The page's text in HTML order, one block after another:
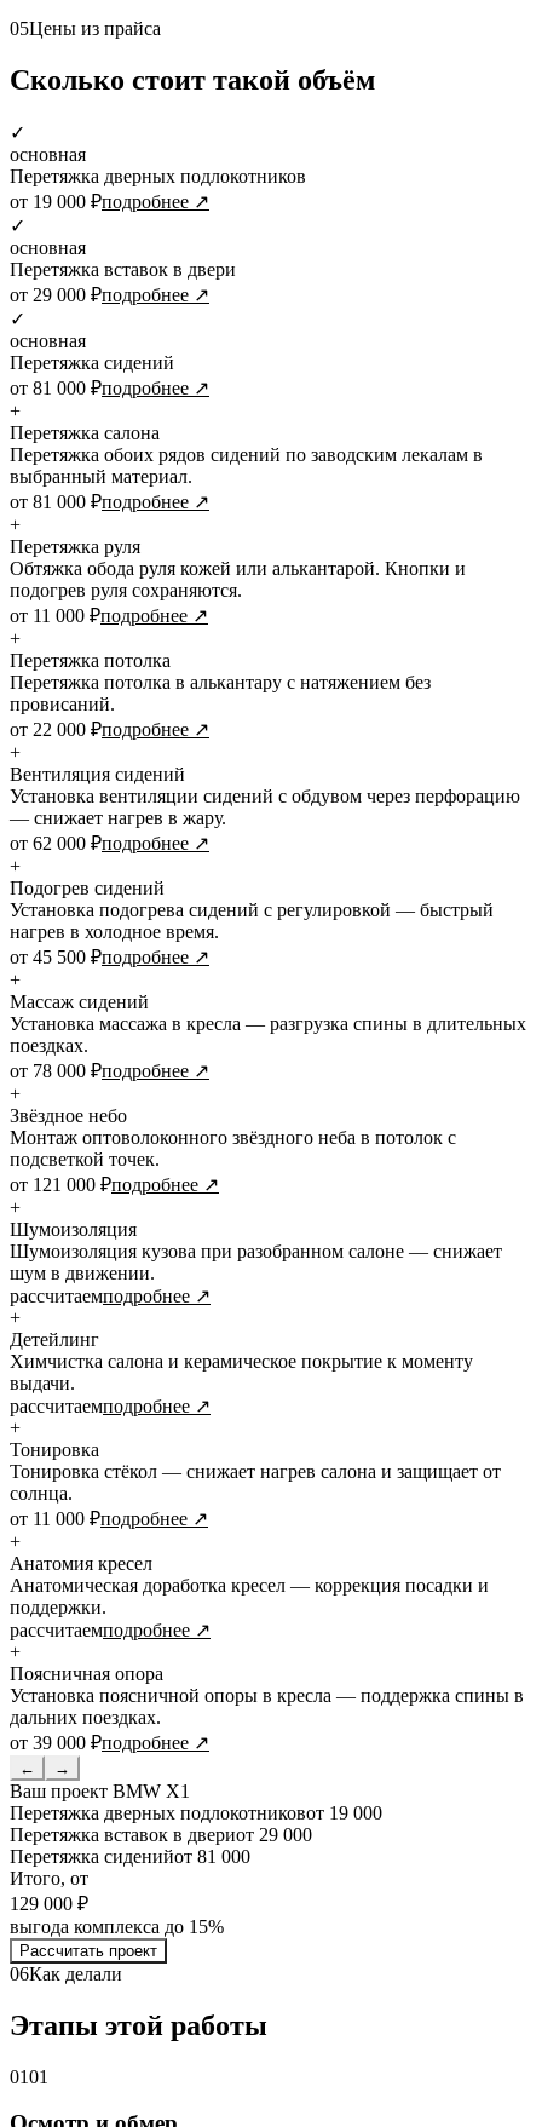
05Цены из прайса
Сколько стоит такой объём
✓
основная
Перетяжка дверных подлокотников
от 19 000 ₽подробнее ↗
✓
основная
Перетяжка вставок в двери
от 29 000 ₽подробнее ↗
✓
основная
Перетяжка сидений
от 81 000 ₽подробнее ↗
+
Перетяжка салона
Перетяжка обоих рядов сидений по заводским лекалам в
выбранный материал.
от 81 000 ₽подробнее ↗
+
Перетяжка руля
Обтяжка обода руля кожей или алькантарой. Кнопки и
подогрев руля сохраняются.
от 11 000 ₽подробнее ↗
+
Перетяжка потолка
Перетяжка потолка в алькантару с натяжением без
провисаний.
от 22 000 ₽подробнее ↗
+
Вентиляция сидений
Установка вентиляции сидений с обдувом через перфорацию
— снижает нагрев в жару.
от 62 000 ₽подробнее ↗
+
Подогрев сидений
Установка подогрева сидений с регулировкой — быстрый
нагрев в холодное время.
от 45 500 ₽подробнее ↗
+
Массаж сидений
Установка массажа в кресла — разгрузка спины в длительных
поездках.
от 78 000 ₽подробнее ↗
+
Звёздное небо
Монтаж оптоволоконного звёздного неба в потолок с
подсветкой точек.
от 121 000 ₽подробнее ↗
+
Шумоизоляция
Шумоизоляция кузова при разобранном салоне — снижает
шум в движении.
рассчитаемподробнее ↗
+
Детейлинг
Химчистка салона и керамическое покрытие к моменту
выдачи.
рассчитаемподробнее ↗
+
Тонировка
Тонировка стёкол — снижает нагрев салона и защищает от
солнца.
от 11 000 ₽подробнее ↗
+
Анатомия кресел
Анатомическая доработка кресел — коррекция посадки и
поддержки.
рассчитаемподробнее ↗
+
Поясничная опора
Установка поясничной опоры в кресла — поддержка спины в
дальних поездках.
от 39 000 ₽подробнее ↗
← →
Ваш проект BMW X1
Перетяжка дверных подлокотниковот 19 000
Перетяжка вставок в двериот 29 000
Перетяжка сиденийот 81 000
Итого, от
129 000 ₽
выгода комплекса до 15%
Рассчитать проект
06Как делали
Этапы этой работы
0101